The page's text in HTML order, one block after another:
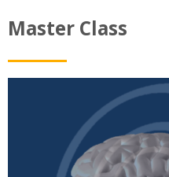
Master Class